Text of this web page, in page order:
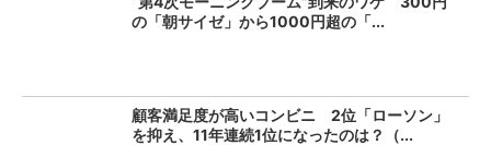
の「朝サイゼ」から1000円超の「...
顧客満足度が高いコンビニ 2位「ローソン」
を抑え、11年連続1位になったのは？（...